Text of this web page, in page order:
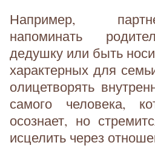
Например,
напоминать
дедушку или быть
характерных для
олицетворять
самого человека,
осознает, но
исцелить через